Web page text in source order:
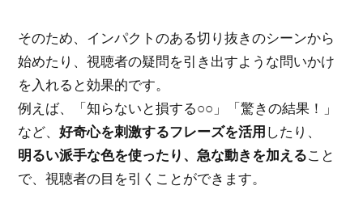
そのため、インパクトのある切り抜きのシーンから
始めたり、視聴者の疑問を引き出すような問いかけ
を入れると効果的です。
例えば、「知らないと損する○○」「驚きの結果！」
など、好奇心を刺激するフレーズを活用 したり、
明るい派手な色を使ったり、急な動きを加えること
で、視聴者の目を引くことができます。